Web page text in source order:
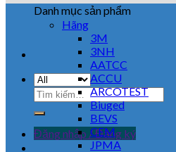
Đăng nhập / Đăng ký
Danh mục sản phẩm
Hãng
3M
3NH
AATCC
ACCU
ARCOTEST
Biuged
BEVS
CEM
JPMA